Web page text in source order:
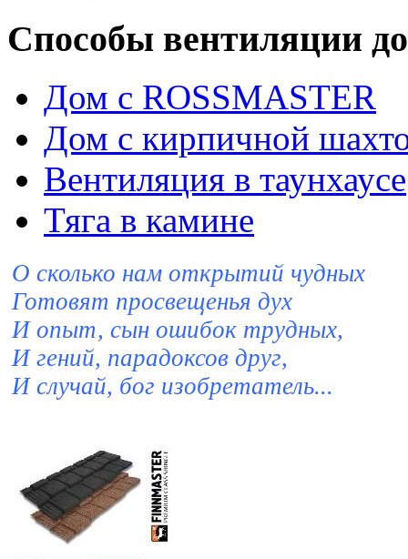
Способы вентиляции
Дом с ROSSMASTER
Дом с кирпичной
Вентиляция в таунхауce
Тяга в камине
О сколько нам открытий чудных
Готовят просвещенья дух
И опыт, сын ошибок трудных,
И гений, парадоксов друг,
И случай, бог изобретатель...